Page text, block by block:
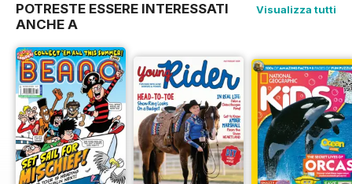
POTRESTE ESSERE INTERESSATI
ANCHE A
Visualizza tutti